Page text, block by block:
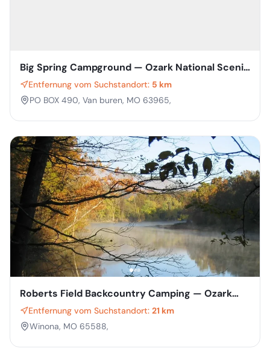
Big Spring Campground — Ozark National Scenic
Riverway
Entfernung vom Suchstandort: 5 km
PO BOX 490, Van buren, MO 63965,
Roberts Field Backcountry Camping — Ozark
National Scenic Riverway
Entfernung vom Suchstandort: 21 km
Winona, MO 65588,